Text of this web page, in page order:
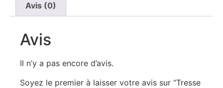
Avis (0)
Avis
Il n’y a pas encore d’avis.
Soyez le premier à laisser votre avis sur “Tresse